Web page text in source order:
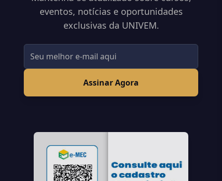
eventos, notícias e oportunidades
exclusivas da UNIVEM.
Assinar Agora